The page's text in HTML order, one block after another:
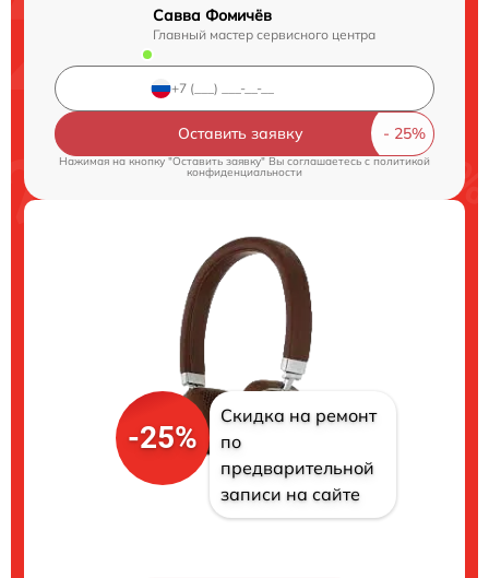
Савва Фомичёв
Главный мастер сервисного центра
Оставить заявку
Нажимая на кнопку "Оставить заявку" Вы соглашаетесь cполитикой
конфиденциальности
-25%
Скидка на ремонт
по
предварительной
записи на сайте